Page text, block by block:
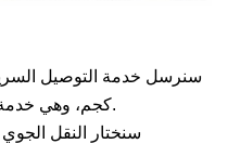
كجم، وهي خدمة توصيل مريحة من الباب إلى الباب.